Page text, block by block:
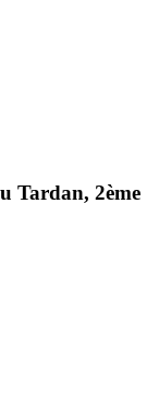
Tardan, 2ème